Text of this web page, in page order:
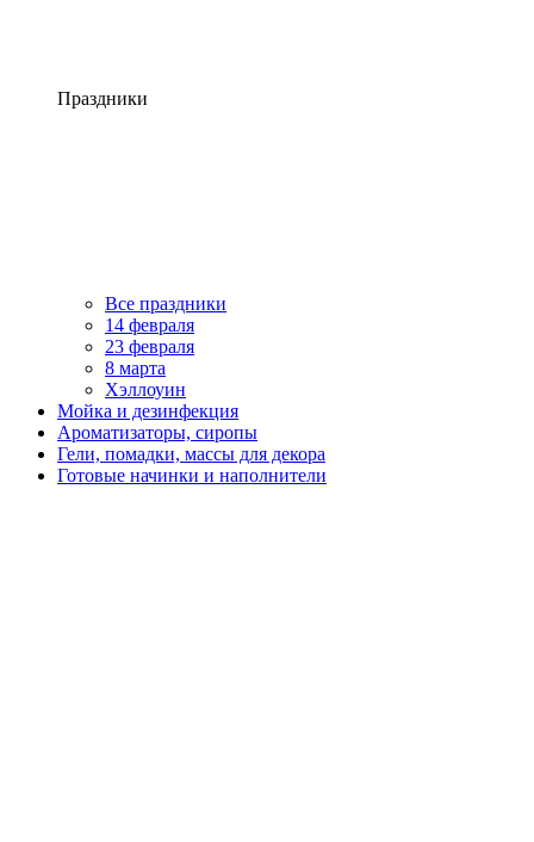
Праздники
Все праздники
14 февраля
23 февраля
8 марта
Хэллоуин
Мойка и дезинфекция
Ароматизаторы, сиропы
Гели, помадки, массы для декора
Готовые начинки и наполнители